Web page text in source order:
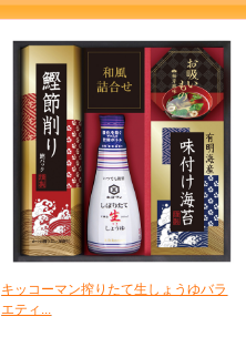
キッコーマン搾りたて生しょうゆバラ
エティ...